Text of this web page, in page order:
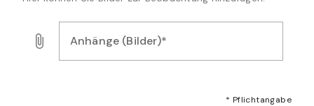
Anhänge (Bilder)*
* Pflichtangabe